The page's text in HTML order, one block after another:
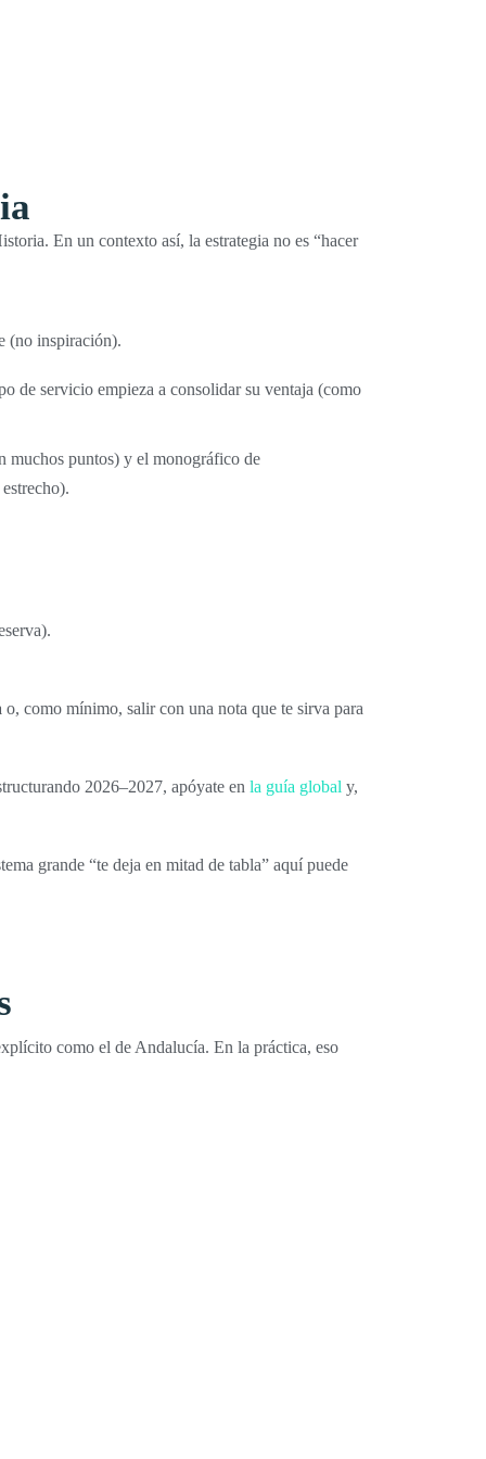
En un contexto así, la estrategia no es “hacer
(no inspiración).
de servicio empieza a consolidar su ventaja (como
muchos puntos) y el monográfico de
o, como mínimo, salir con una nota que te sirva para
2026–2027, apóyate en la guía global y,
grande “te deja en mitad de tabla” aquí puede
como el de Andalucía. En la práctica, eso